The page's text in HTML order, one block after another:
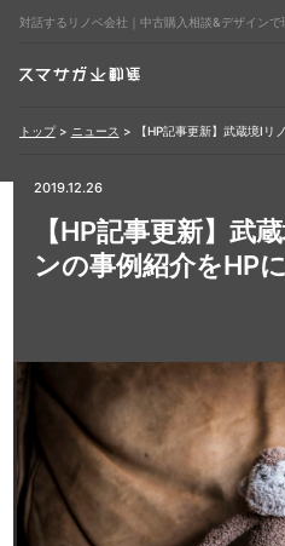
対話するリノベ会社｜中古購入相談&デザインで
トップ> ニュース > 【HP記事更新】武蔵境Iリ
2019.12.26
【HP記事更新】武
ンの事例紹介をHP